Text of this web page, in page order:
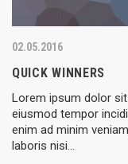
02.05.2016
QUICK WINNERS
Lorem ipsum dolor
eiusmod tempor
enim ad minim
laboris nisi…